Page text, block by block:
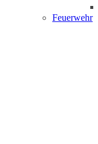
Feuerwehr